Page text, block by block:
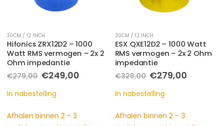
30CM / 12 INCH
Hifonics ZRX12D2 – 1000
Watt RMS vermogen – 2x 2
Ohm impedantie
€279,00 Oorspronkelijke
was:
€279,00.
€249,00Huidige
In nabestelling
Afhalen binnen 2 – 3
30CM / 12 INCH
ESX QXE12D2 – 1000 Watt
RMS vermogen – 2x 2 Ohm
impedantie
€329,00 Oorspronkelijke
was:
€329,00.
€279,00Huidige
In nabestelling
Afhalen binnen 2 – 3